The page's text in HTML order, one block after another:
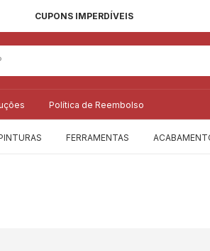
CUPONS IMPERDÍVEIS
Política de Reembolso
FERRAMENTAS